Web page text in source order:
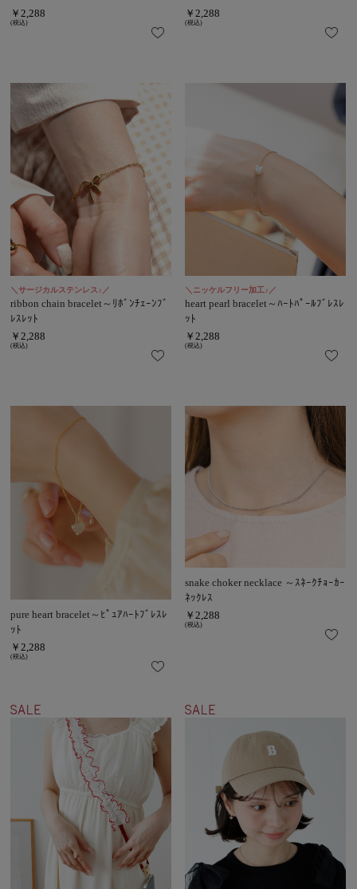
￥2,288
(税込)
￥2,288
(税込)
＼サージカルステンレス♪／
ribbon chain bracelet～ﾘﾎﾞﾝﾁｪｰﾝﾌﾞ
ﾚｽﾚｯﾄ
￥2,288
(税込)
＼ニッケルフリー加工♪／
heart pearl bracelet～ﾊｰﾄﾊﾟｰﾙﾌﾞﾚｽﾚ
ｯﾄ
￥2,288
(税込)
pure heart bracelet～ﾋﾟｭｱﾊｰﾄﾌﾞﾚｽﾚ
ｯﾄ
￥2,288
(税込)
snake choker necklace ～ｽﾈｰｸﾁｮｰｶｰ
ﾈｯｸﾚｽ
￥2,288
(税込)